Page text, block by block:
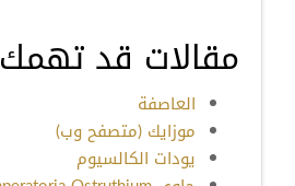
مقالات قد تهمك
العاصفة
موزايك (متصفح وب)
يودات الكالسيوم